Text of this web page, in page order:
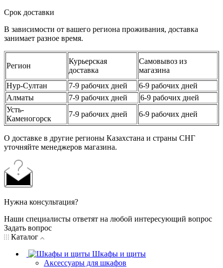
Срок доставки
В зависимости от вашего региона проживания, доставка
занимает разное время.
Регион
Курьерская
доставка
Самовывоз из
магазина
Нур-Султан
7-9 рабочих дней
6-9 рабочих дней
Алматы
7-9 рабочих дней
6-9 рабочих дней
Усть-
Каменогорск
7-9 рабочих дней 6-9 рабочих дней
О доставке в другие регионы Казахстана и страны СНГ
уточняйте менеджеров магазина.
Нужна консультация?
Наши специалисты ответят на любой интересующий вопрос
Задать вопрос
Каталог
Шкафы и щиты
Аксессуары для шкафов